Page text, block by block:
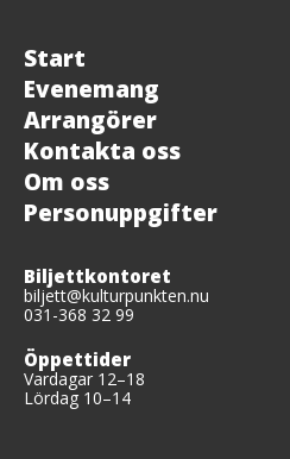
Start
Evenemang
Arrangörer
Kontakta oss
Om oss
Personuppgifter
Biljettkontoret
biljett@kulturpunkten.nu
031-368 32 99
Öppettider
Vardagar 12–18
Lördag 10–14